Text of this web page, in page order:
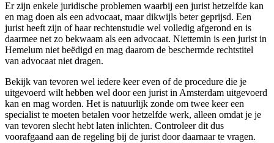
Er zijn enkele juridische problemen waarbij een jurist hetzelfde kan
en mag doen als een advocaat, maar dikwijls beter geprijsd. Een
jurist heeft zijn of haar rechtenstudie wel volledig afgerond en is
daarmee net zo bekwaam als een advocaat. Niettemin is een jurist in
Hemelum niet beëdigd en mag daarom de beschermde rechtstitel
van advocaat niet dragen.
Bekijk van tevoren wel iedere keer even of de procedure die je
uitgevoerd wilt hebben wel door een jurist in Amsterdam uitgevoerd
kan en mag worden. Het is natuurlijk zonde om twee keer een
specialist te moeten betalen voor hetzelfde werk, alleen omdat je je
van tevoren slecht hebt laten inlichten. Controleer dit dus
voorafgaand aan de regeling bij de jurist door daarnaar te vragen.